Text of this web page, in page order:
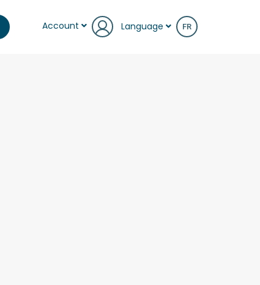
Account Language FR